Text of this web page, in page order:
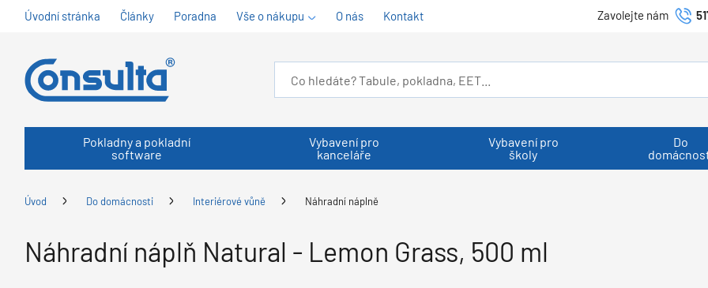
Úvodní stránka Články Poradna Vše o nákupu O nás Kontakt Zavolejte nám
Pokladny a pokladní
software
Vybavení pro
kanceláře
Vybavení pro
školy
Do
Úvod Do domácnosti Interiérové vůně Náhradní náplně
Náhradní náplň Natural - Lemon Grass, 500 ml